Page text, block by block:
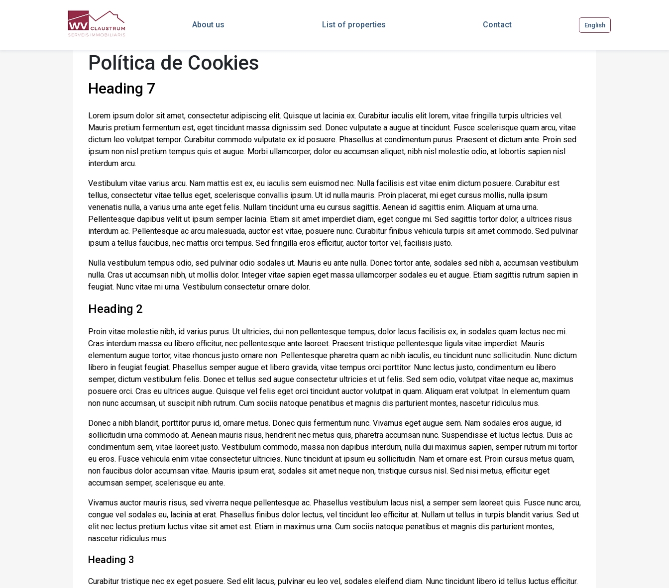
About us List of properties Contact English
Política de Cookies
Heading 7
Lorem ipsum dolor sit amet, consectetur adipiscing elit. Quisque ut lacinia ex. Curabitur iaculis elit lorem, vitae fringilla turpis ultricies vel.
Mauris pretium fermentum est, eget tincidunt massa dignissim sed. Donec vulputate a augue at tincidunt. Fusce scelerisque quam arcu, vitae
dictum leo volutpat tempor. Curabitur commodo vulputate ex id posuere. Phasellus at condimentum purus. Praesent et dictum ante. Proin sed
ipsum non nisl pretium tempus quis et augue. Morbi ullamcorper, dolor eu accumsan aliquet, nibh nisl molestie odio, at lobortis sapien nisl
interdum arcu.
Vestibulum vitae varius arcu. Nam mattis est ex, eu iaculis sem euismod nec. Nulla facilisis est vitae enim dictum posuere. Curabitur est
tellus, consectetur vitae tellus eget, scelerisque convallis ipsum. Ut id nulla mauris. Proin placerat, mi eget cursus mollis, nulla ipsum
venenatis nulla, a varius urna ante eget felis. Nullam tincidunt urna eu cursus sagittis. Aenean id sagittis enim. Aliquam at urna urna.
Pellentesque dapibus velit ut ipsum semper lacinia. Etiam sit amet imperdiet diam, eget congue mi. Sed sagittis tortor dolor, a ultrices risus
interdum ac. Pellentesque ac arcu malesuada, auctor est vitae, posuere nunc. Curabitur finibus vehicula turpis sit amet commodo. Sed pulvinar
ipsum a tellus faucibus, nec mattis orci tempus. Sed fringilla eros efficitur, auctor tortor vel, facilisis justo.
Nulla vestibulum tempus odio, sed pulvinar odio sodales ut. Mauris eu ante nulla. Donec tortor ante, sodales sed nibh a, accumsan vestibulum
nulla. Cras ut accumsan nibh, ut mollis dolor. Integer vitae sapien eget massa ullamcorper sodales eu et augue. Etiam sagittis rutrum sapien in
feugiat. Nunc vitae mi urna. Vestibulum consectetur ornare dolor.
Heading 2
Proin vitae molestie nibh, id varius purus. Ut ultricies, dui non pellentesque tempus, dolor lacus facilisis ex, in sodales quam lectus nec mi.
Cras interdum massa eu libero efficitur, nec pellentesque ante laoreet. Praesent tristique pellentesque ligula vitae imperdiet. Mauris
elementum augue tortor, vitae rhoncus justo ornare non. Pellentesque pharetra quam ac nibh iaculis, eu tincidunt nunc sollicitudin. Nunc dictum
libero in feugiat feugiat. Phasellus semper augue et libero gravida, vitae tempus orci porttitor. Nunc lectus justo, condimentum eu libero
semper, dictum vestibulum felis. Donec et tellus sed augue consectetur ultricies et ut felis. Sed sem odio, volutpat vitae neque ac, maximus
posuere orci. Cras eu ultrices augue. Quisque vel felis eget orci tincidunt auctor volutpat in quam. Aliquam erat volutpat. In elementum quam
non nunc accumsan, ut suscipit nibh rutrum. Cum sociis natoque penatibus et magnis dis parturient montes, nascetur ridiculus mus.
Donec a nibh blandit, porttitor purus id, ornare metus. Donec quis fermentum nunc. Vivamus eget augue sem. Nam sodales eros augue, id
sollicitudin urna commodo at. Aenean mauris risus, hendrerit nec metus quis, pharetra accumsan nunc. Suspendisse et luctus lectus. Duis ac
condimentum sem, vitae laoreet justo. Vestibulum commodo, massa non dapibus interdum, nulla dui maximus sapien, semper rutrum mi tortor
eu eros. Fusce vehicula enim vitae consectetur ultricies. Nunc tincidunt at ipsum eu sollicitudin. Nam et ornare est. Proin cursus metus quam,
non faucibus dolor accumsan vitae. Mauris ipsum erat, sodales sit amet neque non, tristique cursus nisl. Sed nisi metus, efficitur eget
accumsan semper, scelerisque eu ante.
Vivamus auctor mauris risus, sed viverra neque pellentesque ac. Phasellus vestibulum lacus nisl, a semper sem laoreet quis. Fusce nunc arcu,
congue vel sodales eu, lacinia at erat. Phasellus finibus dolor lectus, vel tincidunt leo efficitur at. Nullam ut tellus in turpis blandit varius. Sed ut
elit nec lectus pretium luctus vitae sit amet est. Etiam in maximus urna. Cum sociis natoque penatibus et magnis dis parturient montes,
nascetur ridiculus mus.
Heading 3
Curabitur tristique nec ex eget posuere. Sed elit lacus, pulvinar eu leo vel, sodales eleifend diam. Nunc tincidunt libero id tellus luctus efficitur.